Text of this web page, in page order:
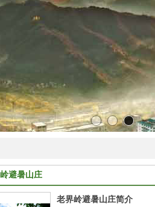
避暑山庄
老界岭避暑山庄简介